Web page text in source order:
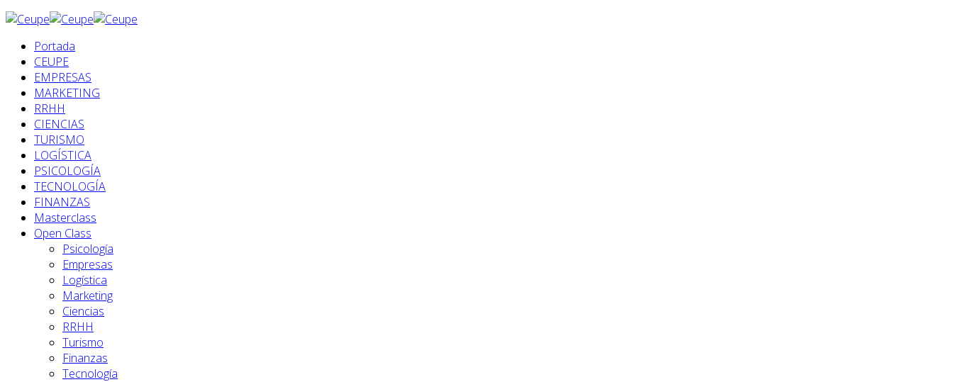
Portada
CEUPE
EMPRESAS
MARKETING
RRHH
CIENCIAS
TURISMO
LOGÍSTICA
PSICOLOGÍA
TECNOLOGÍA
FINANZAS
Masterclass
Open Class
Psicología
Empresas
Logística
Marketing
Ciencias
RRHH
Turismo
Finanzas
Tecnología